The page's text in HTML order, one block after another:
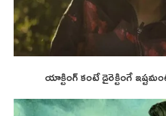
యాక్టింగ్ కంటే డైరెక్టింగే